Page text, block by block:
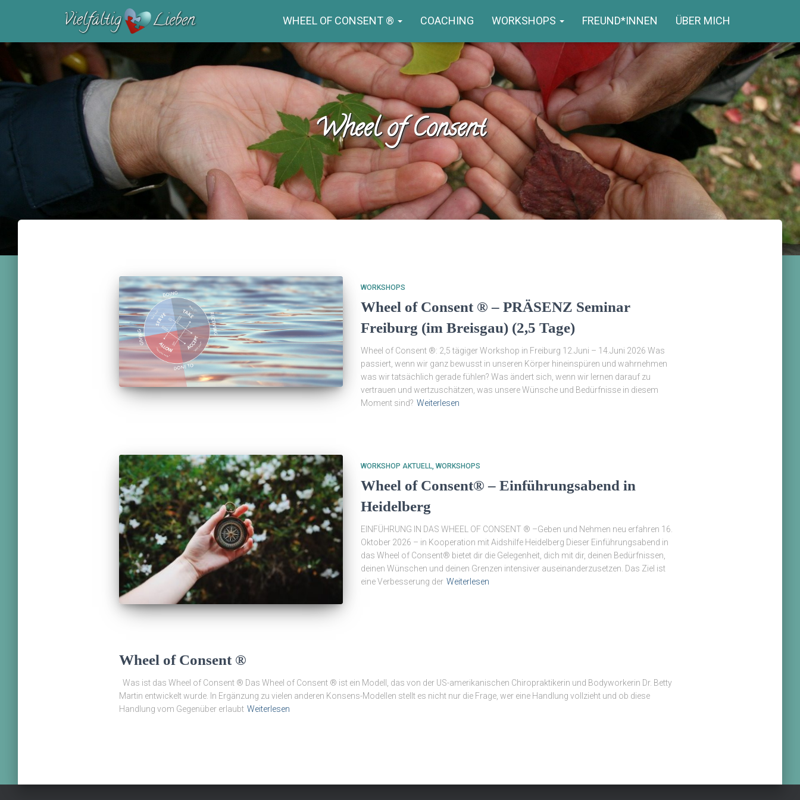
WHEEL OF CONSENT ® COACHING WORKSHOPS FREUND*INNEN ÜBER MICH
Wheel of Consent
WORKSHOPS
Wheel of Consent ® – PRÄSENZ Seminar
Freiburg (im Breisgau) (2,5 Tage)
Wheel of Consent ®: 2,5 tägiger Workshop in Freiburg 12.Juni – 14.Juni 2026 Was
passiert, wenn wir ganz bewusst in unseren Körper hineinspüren und wahrnehmen
was wir tatsächlich gerade fühlen? Was ändert sich, wenn wir lernen darauf zu
vertrauen und wertzuschätzen, was unsere Wünsche und Bedürfnisse in diesem
Moment sind? Weiterlesen
WORKSHOP AKTUELL WORKSHOPS
Wheel of Consent® – Einführungsabend in
Heidelberg
EINFÜHRUNG IN DAS WHEEL OF CONSENT ® –Geben und Nehmen neu erfahren 16.
Oktober 2026 – in Kooperation mit Aidshilfe Heidelberg Dieser Einführungsabend in
das Wheel of Consent® bietet dir die Gelegenheit, dich mit dir, deinen Bedürfnissen,
deinen Wünschen und deinen Grenzen intensiver auseinanderzusetzen. Das Ziel ist
eine Verbesserung der Weiterlesen
Wheel of Consent ®
Was ist das Wheel of Consent ® Das Wheel of Consent ® ist ein Modell, das von der US-amerikanischen Chiropraktikerin und Bodyworkerin Dr. Betty
Martin entwickelt wurde. In Ergänzung zu vielen anderen Konsens-Modellen stellt es nicht nur die Frage, wer eine Handlung vollzieht und ob diese
Handlung vom Gegenüber erlaubt Weiterlesen